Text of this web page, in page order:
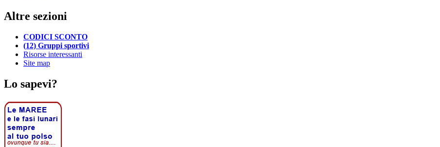
Altre sezioni
CODICI SCONTO
(12) Gruppi sportivi
Risorse interessanti
Site map
Lo sapevi?